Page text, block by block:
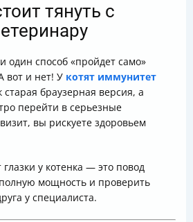
тянуть с
один способ «пройдет само»
вот и нет! У котят иммунитет
старая браузерная версия, а
перейти в серьезные
вы рискуете здоровьем
глазки у котенка — это повод
мощность и проверить
у специалиста.